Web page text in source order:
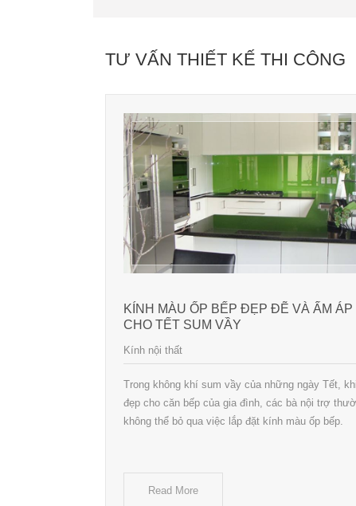
TƯ VẤN THIẾT KẾ THI CÔNG
KÍNH MÀU ỐP BẾP ĐẸP ĐẼ VÀ ẤM ÁP
CHO TẾT SUM VẦY
Kính nội thất
Trong không khí sum vầy của những ngày Tết,
đẹp cho căn bếp của gia đình, các bà nội trợ
không thể bỏ qua việc lắp đặt kính màu ốp bếp.
Read More